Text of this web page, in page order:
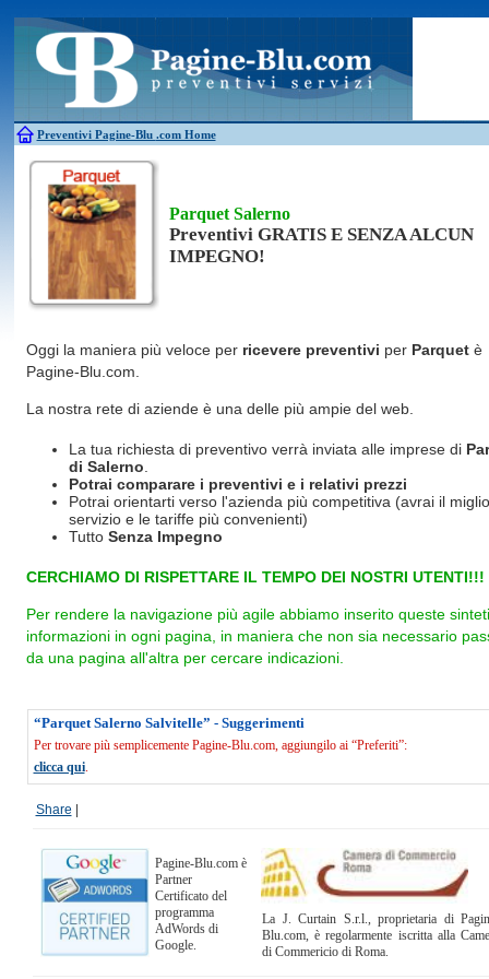
Preventivi Pagine-Blu .com Home
Antifurti
Allarme
Bagni chimici
Edilizia Giardinieri
Caldaie
Falegnami Idraulici
Canne fumarie
Parquet
Parquet Salerno
Preventivi GRATIS E SENZA ALCUN
IMPEGNO!
Oggi la maniera più veloce per ricevere preventivi per Parquetè
Pagine-Blu.com.
La nostra rete di aziende è una delle più ampie del web.
La tua richiesta di preventivo verrà inviata alle imprese di
di Salerno
Potrai comparare i preventivi e i relativi prezzi
Potrai orientarti verso l'azienda più competitiva (avrai il
servizio e le tariffe più convenienti)
Tutto Senza Impegno
CERCHIAMO DI RISPETTARE IL TEMPO DEI NOSTRI UTENTI!!!
Per rendere la navigazione più agile abbiamo inserito queste
informazioni in ogni pagina, in maniera che non sia necessario
da una pagina all'altra per cercare indicazioni.
“Parquet Salerno Salvitelle” - Suggerimenti
Per trovare più semplicemente Pagine-Blu.com, aggiungilo ai “Preferiti”:
clicca qui.
Share
Pagine-Blu.com è
Partner
Certificato del
programma
AdWords di
Google.
La J. Curtain S.r.l., proprietaria di
Blu.com, è regolarmente iscritta alla
di Commericio di Roma.